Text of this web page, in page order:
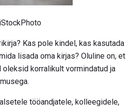
Kas pole kindel, kas kasutada
lisada oma kirjas? Oluline on, et
oleksid korralikult vormindatud ja
tööandjatele, kolleegidele,